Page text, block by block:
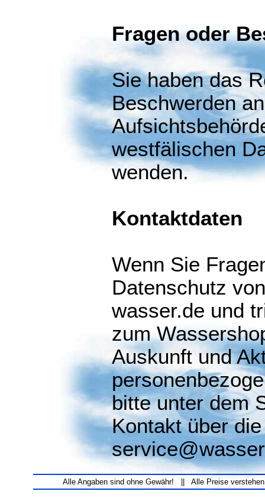
Fragen oder
Sie haben das
Beschwerden
westfälischen
wenden.
Kontaktdaten
Wenn Sie
Datenschutz
wasser.de und
zum
Auskunft und
bitte unter dem
Kontakt über
Alle Angaben sind ohne Gewähr! || Alle Preise